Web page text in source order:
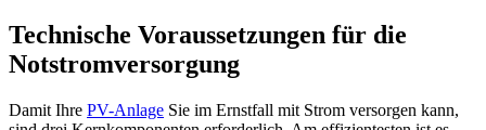
Technische Voraussetzungen für die
Notstromversorgung
Damit Ihre PV-Anlage Sie im Ernstfall mit Strom versorgen kann,